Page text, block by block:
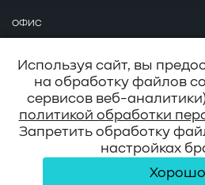
ОФИС
info@baum.ru
Москва, ул. Нобеля д. 7
Используя сайт, вы
на обработку файлов
сервисов веб-
политикой обработки
Запретить обработку
настройках
Хорошо